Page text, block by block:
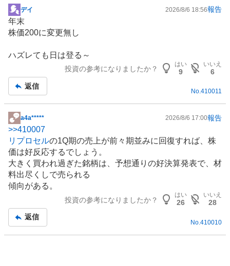
0
5
%
様
見
%
、
売
り
た
い
4
.
、
強
掲
示
板
事
デイ 2026/8/6 18:56報告
年末
株価200に変更無し
ハズレても日は登る～
投資の参考になりましたか？
はい
9
いいえ
6
返信
No.410011
掲
示
板
記
事
a4a***** 2026/8/6 17:00報告
>>410007
リプロセルの1Q期の売上が前々期並みに回復すれば、株
価は好反応するでしょう。
大きく買われ過ぎた銘柄は、予想通りの好決算発表で、材
料出尽くしで売られる
傾向がある。
投資の参考になりましたか？
はい
26
いいえ
28
返信
No. 410010